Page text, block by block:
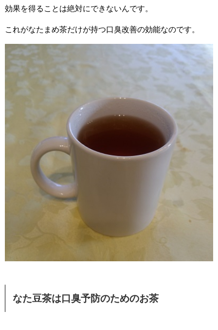
効果を得ることは絶対にできないんです。
これがなたまめ茶だけが持つ口臭改善の効能なのです。
なた豆茶は口臭予防のためのお茶